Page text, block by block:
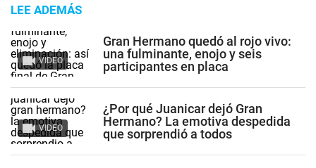
LEE ADEMÁS
VIDEO
Gran Hermano quedó al rojo vivo:
una fulminante, enojo y seis
participantes en placa
VIDEO
¿Por qué Juanicar dejó Gran
Hermano? La emotiva despedida
que sorprendió a todos